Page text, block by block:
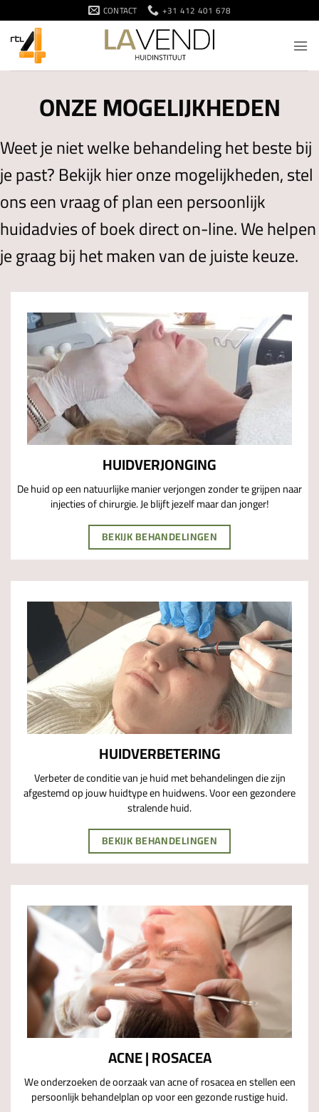
naar
inhoud
CONTACT +31 412 401 678
ONZE MOGELIJKHEDEN
Weet je niet welke behandeling het beste bij
je past? Bekijk hier onze mogelijkheden, stel
ons een vraag of plan een persoonlijk
huidadvies of boek direct on-line. We helpen
je graag bij het maken van de juiste keuze.
HUIDVERJONGING
De huid op een natuurlijke manier verjongen zonder te grijpen naar
injecties of chirurgie. Je blijft jezelf maar dan jonger!
BEKIJK BEHANDELINGEN
HUIDVERBETERING
Verbeter de conditie van je huid met behandelingen die zijn
afgestemd op jouw huidtype en huidwens. Voor een gezondere
stralende huid.
BEKIJK BEHANDELINGEN
ACNE | ROSACEA
We onderzoeken de oorzaak van acne of rosacea en stellen een
persoonlijk behandelplan op voor een gezonde rustige huid.